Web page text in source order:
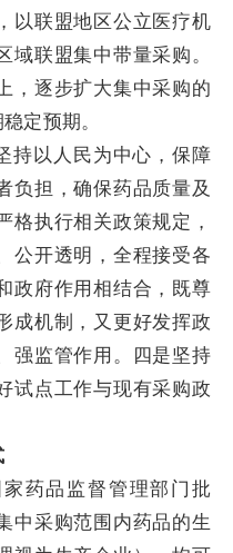
以联盟地区公立医疗机
域联盟集中带量采购。
，逐步扩大集中采购的
定预期。
持以人民为中心，保障
负担，确保药品质量及
格执行相关政策规定，
公开透明，全程接受各
政府作用相结合，既尊
成机制，又更好发挥政
强监管作用。四是坚持
试点工作与现有采购政
家药品监督管理部门批
中采购范围内药品的生